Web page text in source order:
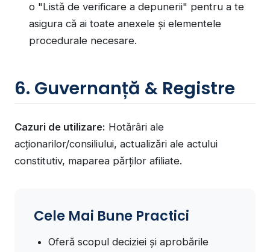
o "Listă de verificare a depunerii" pentru a te
asigura că ai toate anexele și elementele
procedurale necesare.
6. Guvernanță & Registre
Cazuri de utilizare: Hotărâri ale
acționarilor/consiliului, actualizări ale actului
constitutiv, maparea părților afiliate.
Cele Mai Bune Practici
Oferă scopul deciziei și aprobările